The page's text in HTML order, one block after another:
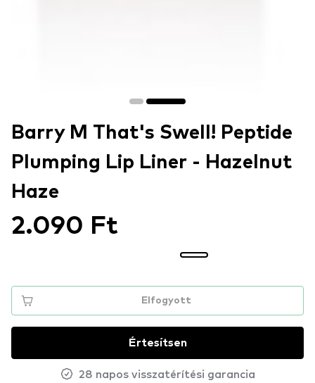
Barry M That's Swell! Peptide
Plumping Lip Liner - Hazelnut
Haze
2.090 Ft
Elfogyott
Értesítsen
28 napos visszatérítési garancia